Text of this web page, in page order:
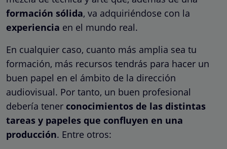
formación sólida, va adquiriéndose con la
experiencia en el mundo real.
En cualquier caso, cuanto más amplia sea tu
formación, más recursos tendrás para hacer un
buen papel en el ámbito de la dirección
audiovisual. Por tanto, un buen profesional
debería tener conocimientos de las distintas
tareas y papeles que confluyen en una
producción. Entre otros: